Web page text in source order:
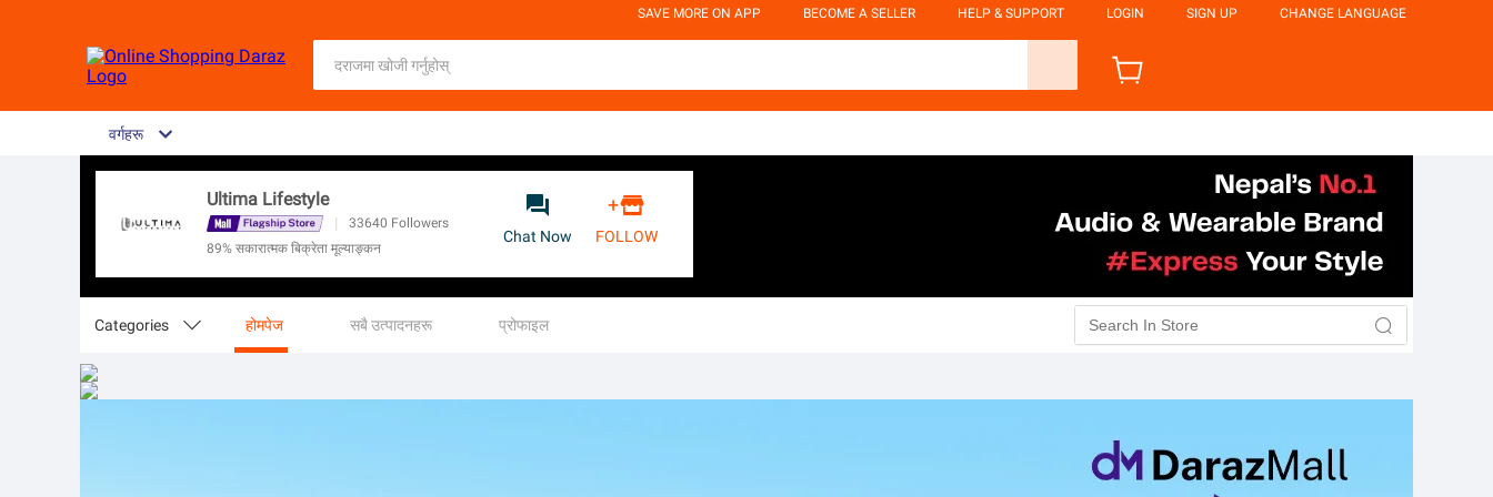
SAVE MORE ON APP BECOME A SELLER HELP & SUPPORT LOGIN SIGN UP CHANGE LANGUAGE
वर्गहरू
Ultima Lifestyle
| 33640 Followers
89% सकारात्मक बिक्रेता मूल्याङ्कन

Chat Now
+
FOLLOW
Categories  होमपेज सबै उत्पादनहरू प्रोफाइल 